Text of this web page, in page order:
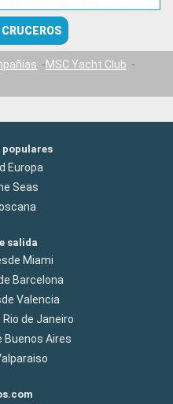
MSC Yacht Club
populares
Europa
Seas
salida
Miami
Barcelona
Valencia
de Janeiro
Buenos Aires